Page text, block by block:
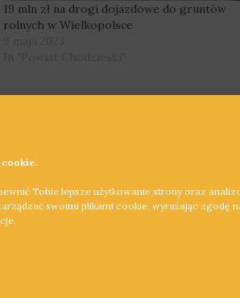
Tobie lepsze użytkowanie strony oraz
swoimi plikami cookie, wyrażając zgodę
19 mln zł na drogi dojazdowe do gruntów
rolnych w Wielkopolsce